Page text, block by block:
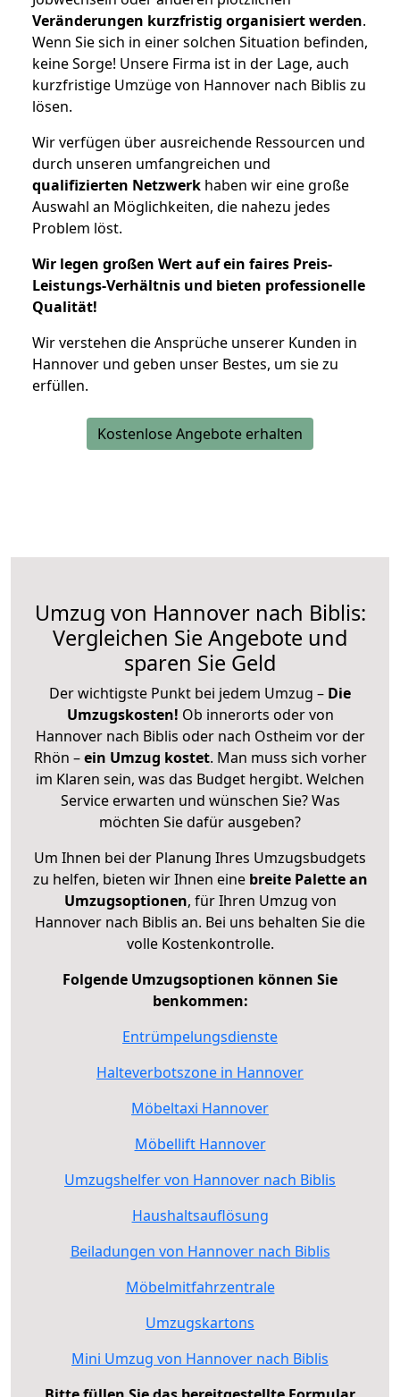
Veränderungen kurzfristig organisiert werden.
Wenn Sie sich in einer solchen Situation befinden,
keine Sorge! Unsere Firma ist in der Lage, auch
kurzfristige Umzüge von Hannover nach Biblis zu
lösen.
Wir verfügen über ausreichende Ressourcen und
durch unseren umfangreichen und
qualifizierten Netzwerk haben wir eine große
Auswahl an Möglichkeiten, die nahezu jedes
Problem löst.
Wir legen großen Wert auf ein faires Preis-
Leistungs-Verhältnis und bieten professionelle
Qualität!
Wir verstehen die Ansprüche unserer Kunden in
Hannover und geben unser Bestes, um sie zu
erfüllen.
Kostenlose Angebote erhalten
Umzug von Hannover nach Biblis:
Vergleichen Sie Angebote und
sparen Sie Geld
Der wichtigste Punkt bei jedem Umzug – Die
Umzugskosten! Ob innerorts oder von
Hannover nach Biblis oder nach Ostheim vor der
Rhön –ein Umzug kostet. Man muss sich vorher
im Klaren sein, was das Budget hergibt. Welchen
Service erwarten und wünschen Sie? Was
möchten Sie dafür ausgeben?
Um Ihnen bei der Planung Ihres Umzugsbudgets
zu helfen, bieten wir Ihnen eine breite Palette an
Umzugsoptionen, für Ihren Umzug von
Hannover nach Biblis an. Bei uns behalten Sie die
volle Kostenkontrolle.
Folgende Umzugsoptionen können Sie
benkommen:
Entrümpelungsdienste
Halteverbotszone in Hannover
Möbeltaxi Hannover
Möbellift Hannover
Umzugshelfer von Hannover nach Biblis
Haushaltsauflösung
Beiladungen von Hannover nach Biblis
Möbelmitfahrzentrale
Umzugskartons
Mini Umzug von Hannover nach Biblis